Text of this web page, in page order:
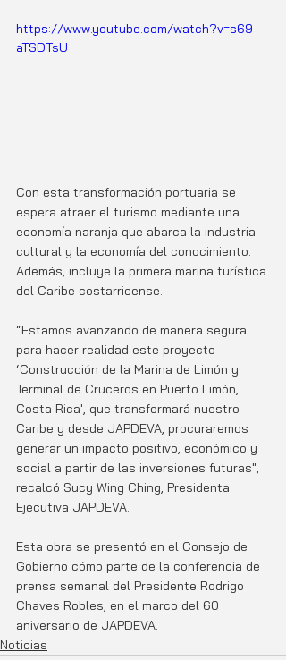
https://www.youtube.com/watch?v=s69-
aTSDTsU
Con esta transformación portuaria se
espera atraer el turismo mediante una
economía naranja que abarca la industria
cultural y la economía del conocimiento.
Además, incluye la primera marina turística
del Caribe costarricense.
“Estamos avanzando de manera segura
para hacer realidad este proyecto
‘Construcción de la Marina de Limón y
Terminal de Cruceros en Puerto Limón,
Costa Rica', que transformará nuestro
Caribe y desde JAPDEVA, procuraremos
generar un impacto positivo, económico y
social a partir de las inversiones futuras",
recalcó Sucy Wing Ching, Presidenta
Ejecutiva JAPDEVA.
Esta obra se presentó en el Consejo de
Gobierno cómo parte de la conferencia de
prensa semanal del Presidente Rodrigo
Chaves Robles, en el marco del 60
aniversario de JAPDEVA.
Noticias